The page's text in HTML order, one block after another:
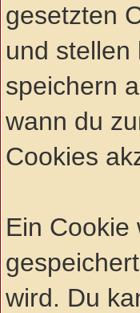
gesetzten
und stellen
speichern
wann du
Cookies
Ein Cookie
wird. Du